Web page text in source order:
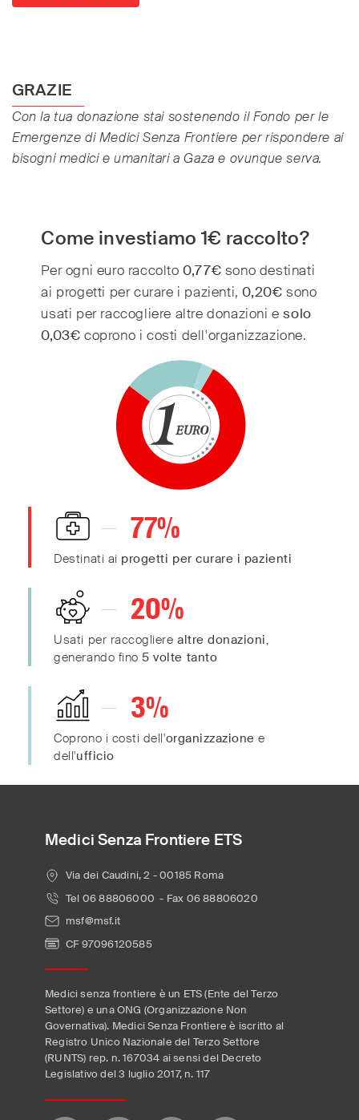
GRAZIE
Con la tua donazione stai sostenendo il Fondo per le
Emergenze di Medici Senza Frontiere per rispondere ai
bisogni medici e umanitari a Gaza e ovunque serva.
Come investiamo 1€ raccolto?
Per ogni euro raccolto0,77€ sono destinati
ai progetti per curare i pazienti,0,20€ sono
usati per raccogliere altre donazioni esolo
0,03€ coprono i costi dell'organizzazione.
60
70
80
77%
Destinati ai progetti per curare i pazienti
20%
Usati per raccoglierealtre donazioni,
generando fino5 volte tanto
3%
Coprono i costi dell'organizzazione e
dell'ufficio
Medici Senza Frontiere ETS
Via dei Caudini, 2 - 00185 Roma
Tel 06 88806000 - Fax 06 88806020
msf@msf.it
CF 97096120585
Medici senza frontiere è un ETS (Ente del Terzo
Settore) e una ONG (Organizzazione Non
Governativa). Medici Senza Frontiere è iscritto al
Registro Unico Nazionale del Terzo Settore
(RUNTS) rep. n. 167034 ai sensi del Decreto
Legislativo del 3 luglio 2017, n. 117